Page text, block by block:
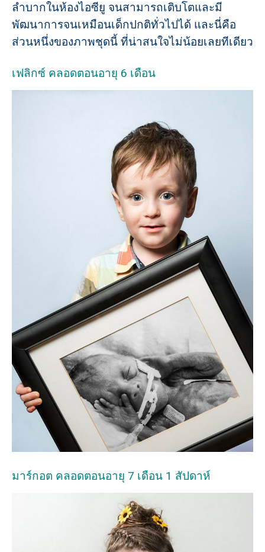
ลำบากในห้องไอซียู จนสามารถเติบโตและมี
พัฒนาการจนเหมือนเด็กปกติทั่วไปได้ และนี่คือ
ส่วนหนึ่งของภาพชุดนี้ ที่น่าสนใจไม่น้อยเลยทีเดียว
เฟลิกซ์ คลอดตอนอายุ 6 เดือน
มาร์กอต คลอดตอนอายุ 7 เดือน 1 สัปดาห์